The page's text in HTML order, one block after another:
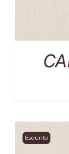
Esaurito